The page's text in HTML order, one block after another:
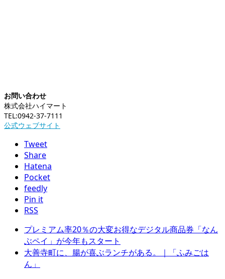
お問い合わせ
株式会社ハイマート
TEL:0942-37-7111
公式ウェブサイト
Tweet
Share
Hatena
Pocket
feedly
Pin it
RSS
プレミアム率20％の大変お得なデジタル商品券「なん
ぶペイ」が今年もスタート
大善寺町に、腸が喜ぶランチがある。｜「ふみごは
ん」